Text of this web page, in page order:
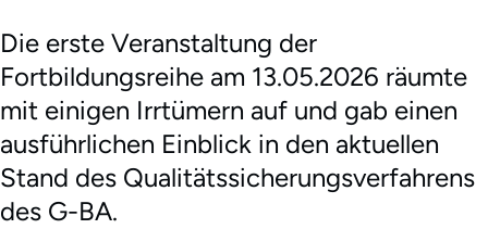
Die erste Veranstaltung der
Fortbildungsreihe am 13.05.2026 räumte
mit einigen Irrtümern auf und gab einen
ausführlichen Einblick in den aktuellen
Stand des Qualitätssicherungsverfahrens
des G-BA.